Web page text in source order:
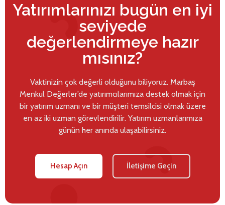
Yatırımlarınızı bugün en iyi
seviyede
değerlendirmeye hazır
mısınız?
Vaktinizin çok değerli olduğunu biliyoruz. Marbaş
Menkul Değerler’de yatırımcılarımıza destek olmak için
bir yatırım uzmanı ve bir müşteri temsilcisi olmak üzere
en az iki uzman görevlendirilir. Yatırım uzmanlarımıza
günün her anında ulaşabilirsiniz.
Hesap Açın İletişime Geçin